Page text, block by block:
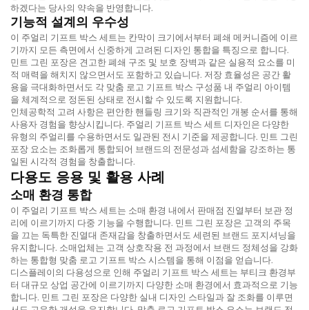
하겠다는 당사의 약속을 반영합니다.
기능적 설계의 우수성
이 주얼리 기프트 박스 세트는 칸막이 크기에서부터 폐쇄 메커니즘에 이르
기까지 모든 측면에서 신중하게 고려된 디자인 통합을 특징으로 합니다.
민트 그린 포장은 견고한 폐쇄 구조 및 보호 장벽과 같은 실용적 요소를 미
적 매력을 해치지 않으면서도 포함하고 있습니다. 저장 효율성은 공간 활
용을 극대화하면서도 각 맞춤 로고 기프트 박스 구성품 내 주얼리 아이템
을 체계적으로 정돈된 상태로 전시할 수 있도록 지원합니다.
인체공학적 고려 사항은 편안한 핸들링 크기와 직관적인 개봉 순서를 통해
사용자 경험을 향상시킵니다. 주얼리 기프트 박스 세트 디자인은 다양한
유형의 주얼리를 수용하면서도 일관된 전시 기준을 제공합니다. 민트 그린
포장 요소는 조화롭게 통합되어 브랜드의 전문성과 섬세함을 강조하는 통
일된 시각적 경험을 창출합니다.
다용도 응용 및 활용 사례
소매 환경 통합
이 주얼리 기프트 박스 세트는 소매 환경 내에서 판매점 진열부터 보관 정
리에 이르기까지 다중 기능을 수행합니다. 민트 그린 포장은 고객의 주목
을 끄는 독특한 진열대 존재감을 창출하면서도 세련된 브랜드 포지셔닝을
유지합니다. 소매업체는 고객 상호작용 전 과정에서 브랜드 정체성을 강화
하는 통합형 맞춤 로고 기프트 박스 시스템을 통해 이점을 얻습니다.
디스플레이의 다용성으로 인해 주얼리 기프트 박스 세트는 부티크 환경부
터 대규모 상업 공간에 이르기까지 다양한 소매 환경에서 효과적으로 기능
합니다. 민트 그린 포장은 다양한 실내 디자인 스타일과 잘 조화를 이루면